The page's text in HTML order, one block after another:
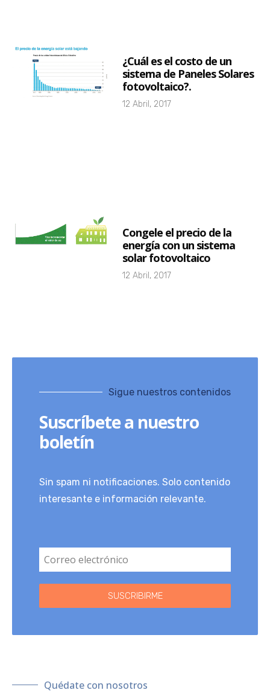
¿Cuál es el costo de un
sistema de Paneles Solares
fotovoltaico?.
12 Abril, 2017
Congele el precio de la
energía con un sistema
solar fotovoltaico
12 Abril, 2017
Sigue nuestros contenidos
Suscríbete a nuestro
boletín
Sin spam ni notificaciones. Solo contenido
interesante e información relevante.
SUSCRIBIRME
Quédate con nosotros